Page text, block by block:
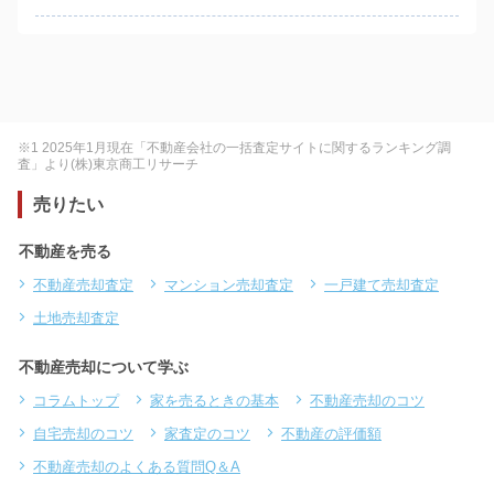
※1 2025年1月現在「不動産会社の一括査定サイトに関するランキング調
査」より(株)東京商工リサーチ
売りたい
不動産を売る
不動産売却査定 マンション売却査定
一戸建て売却査定
土地売却査定
不動産売却について学ぶ
コラムトップ 家を売るときの基本
不動産売却のコツ
自宅売却のコツ
家査定のコツ
不動産の評価額
不動産売却のよくある質問Q＆A